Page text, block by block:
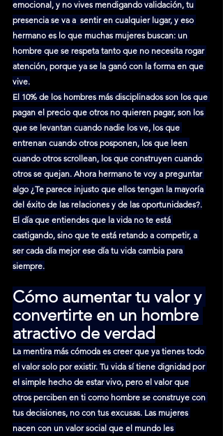
emocional, y no vives mendigando validación, tu
presencia se va a  sentir en cualquier lugar, y eso
hermano es lo que muchas mujeres buscan: un
hombre que se respeta tanto que no necesita rogar
atención, porque ya se la ganó con la forma en que
vive.
El 10% de los hombres más disciplinados son los que
pagan el precio que otros no quieren pagar, son los
que se levantan cuando nadie los ve, los que
entrenan cuando otros posponen, los que leen
cuando otros scrollean, los que construyen cuando
otros se quejan. Ahora hermano te voy a preguntar
algo ¿Te parece injusto que ellos tengan la mayoría
del éxito de las relaciones y de las oportunidades?.
El día que entiendes que la vida no te está
castigando, sino que te está retando a competir, a
ser cada día mejor ese día tu vida cambia para
siempre.
Cómo aumentar tu valor y
convertirte en un hombre
atractivo de verdad
La mentira más cómoda es creer que ya tienes todo
el valor solo por existir. Tu vida sí tiene dignidad por
el simple hecho de estar vivo, pero el valor que
otros perciben en ti como hombre se construye con
tus decisiones, no con tus excusas. Las mujeres
nacen con un valor social que el mundo les